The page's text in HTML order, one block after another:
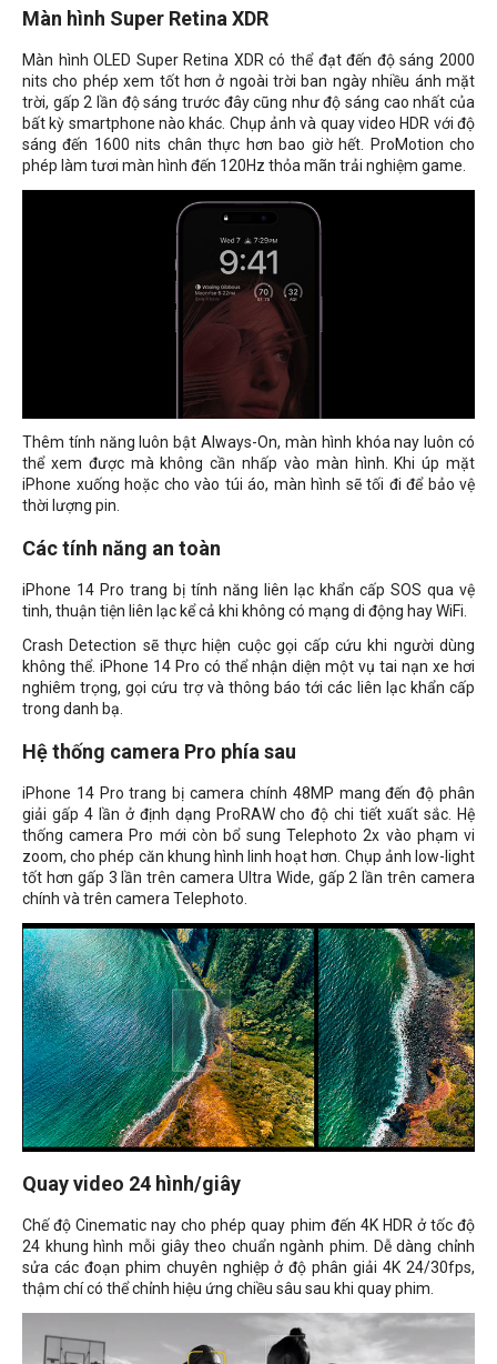
Màn hình Super Retina XDR
Màn hình OLED Super Retina XDR có thể đạt đến độ sáng 2000
nits cho phép xem tốt hơn ở ngoài trời ban ngày nhiều ánh mặt
trời, gấp 2 lần độ sáng trước đây cũng như độ sáng cao nhất của
bất kỳ smartphone nào khác. Chụp ảnh và quay video HDR với độ
sáng đến 1600 nits chân thực hơn bao giờ hết. ProMotion cho
phép làm tươi màn hình đến 120Hz thỏa mãn trải nghiệm game.
Thêm tính năng luôn bật Always-On, màn hình khóa nay luôn có
thể xem được mà không cần nhấp vào màn hình. Khi úp mặt
iPhone xuống hoặc cho vào túi áo, màn hình sẽ tối đi để bảo vệ
thời lượng pin.
Các tính năng an toàn
iPhone 14 Pro trang bị tính năng liên lạc khẩn cấp SOS qua vệ
tinh, thuận tiện liên lạc kể cả khi không có mạng di động hay WiFi.
Crash Detection sẽ thực hiện cuộc gọi cấp cứu khi người dùng
không thể. iPhone 14 Pro có thể nhận diện một vụ tai nạn xe hơi
nghiêm trọng, gọi cứu trợ và thông báo tới các liên lạc khẩn cấp
trong danh bạ.
Hệ thống camera Pro phía sau
iPhone 14 Pro trang bị camera chính 48MP mang đến độ phân
giải gấp 4 lần ở định dạng ProRAW cho độ chi tiết xuất sắc. Hệ
thống camera Pro mới còn bổ sung Telephoto 2x vào phạm vi
zoom, cho phép căn khung hình linh hoạt hơn. Chụp ảnh low-light
tốt hơn gấp 3 lần trên camera Ultra Wide, gấp 2 lần trên camera
chính và trên camera Telephoto.
Quay video 24 hình/giây
Chế độ Cinematic nay cho phép quay phim đến 4K HDR ở tốc độ
24 khung hình mỗi giây theo chuẩn ngành phim. Dễ dàng chỉnh
sửa các đoạn phim chuyên nghiệp ở độ phân giải 4K 24/30fps,
thậm chí có thể chỉnh hiệu ứng chiều sâu sau khi quay phim.